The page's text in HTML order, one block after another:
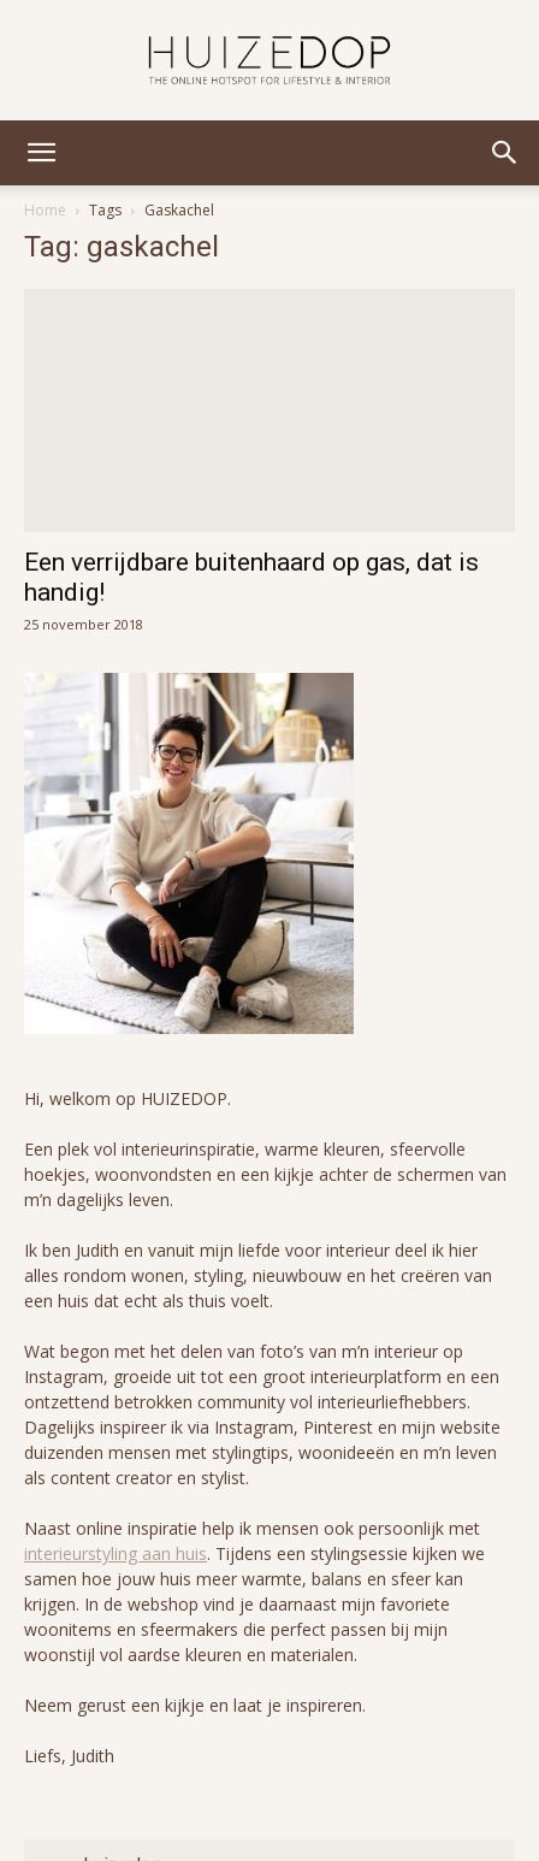
Home
Tags Gaskachel
Tag: gaskachel
Een verrijdbare buitenhaard op gas, dat is
handig!
25 november 2018
Hi, welkom op HUIZEDOP.
Een plek vol interieurinspiratie, warme kleuren, sfeervolle
hoekjes, woonvondsten en een kijkje achter de schermen van
m’n dagelijks leven.
Ik ben Judith en vanuit mijn liefde voor interieur deel ik hier
alles rondom wonen, styling, nieuwbouw en het creëren van
een huis dat echt als thuis voelt.
Wat begon met het delen van foto’s van m’n interieur op
Instagram, groeide uit tot een groot interieurplatform en een
ontzettend betrokken community vol interieurliefhebbers.
Dagelijks inspireer ik via Instagram, Pinterest en mijn website
duizenden mensen met stylingtips, woonideeën en m’n leven
als content creator en stylist.
Naast online inspiratie help ik mensen ook persoonlijk met
interieurstyling aan huis. Tijdens een stylingsessie kijken we
samen hoe jouw huis meer warmte, balans en sfeer kan
krijgen. In de webshop vind je daarnaast mijn favoriete
woonitems en sfeermakers die perfect passen bij mijn
woonstijl vol aardse kleuren en materialen.
Neem gerust een kijkje en laat je inspireren.
Liefs, Judith